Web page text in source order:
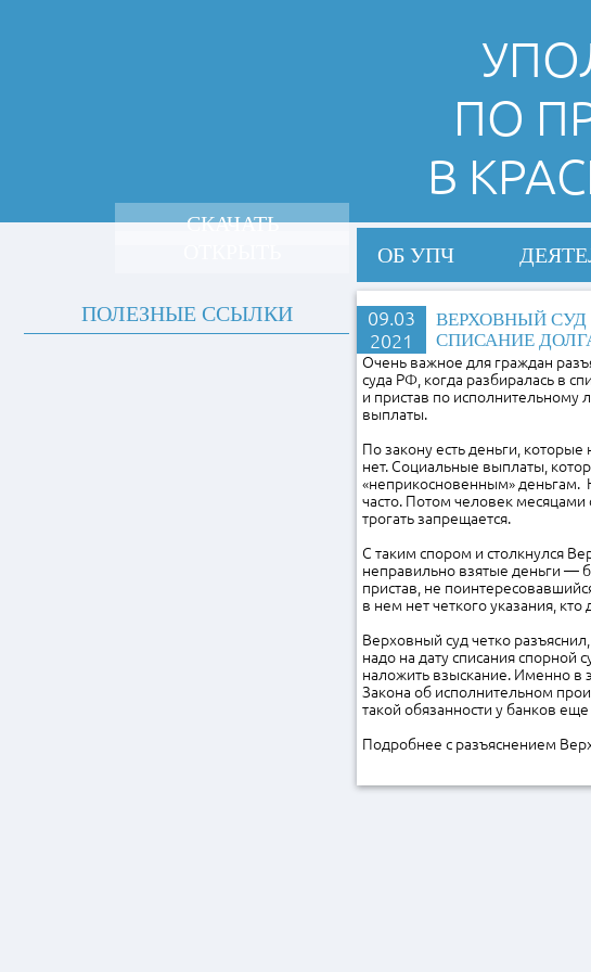
ПО
В
ОБ УПЧ
09.03
2021
ВЕРХОВНЫЙ СУД
СПИСАНИЕ
Очень важное для граждан
суда РФ, когда разбиралась в
и пристав по исполнительному
выплаты.
По закону есть деньги, которые
нет. Социальные выплаты,
«неприкосновенным» деньгам.
часто. Потом человек месяцами
трогать запрещается.
С таким спором и столкнулся
неправильно взятые деньги —
пристав, не
в нем нет четкого указания,
Верховный суд четко
надо на дату списания
наложить взыскание. Именно в
Закона об исполнительном
такой обязанности у банков
Подробнее с разъяснением
СКАЧАТЬ
ПОЛЕЗНЫЕ ССЫЛКИ